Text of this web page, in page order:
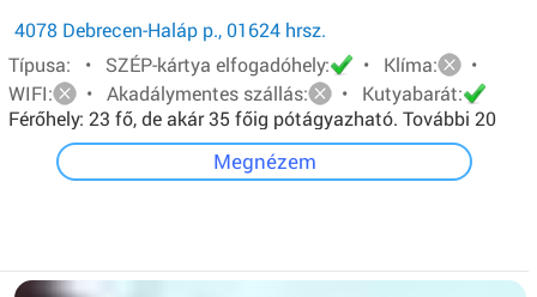
4078 Debrecen-Haláp p., 01624 hrsz.
Típusa: • SZÉP-kártya elfogadóhely:
• Klíma:
•
WIFI:
• Akadálymentes szállás:
• Kutyabarát:
Férőhely: 23 fő, de akár 35 főig pótágyazható. További 20
főt pedig sátorban tudunk elhelyezni.
Megnézem